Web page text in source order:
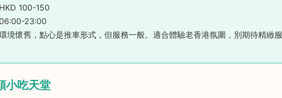
100-150
23:00
境懷舊，點心是推車形式，但服務一般。適合體驗老香港氛圍，別期待精緻服
小吃天堂